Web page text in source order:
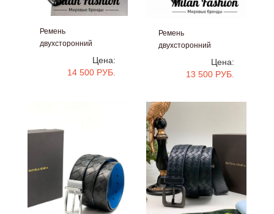
Ремень
двухсторонний
#V14153
Цена:
14 500 РУБ.
Ремень
двухсторонний
#V14152
Цена:
13 500 РУБ.